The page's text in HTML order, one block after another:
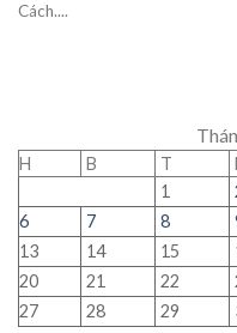
Cách....
H B T
1
6
7 8
13
14 15
20
21 22
27
28 29